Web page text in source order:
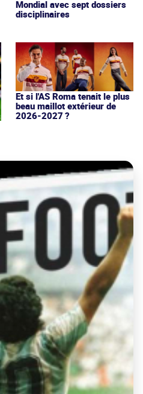
Mondial avec sept dossiers
disciplinaires
Et si l'AS Roma tenait le plus
beau maillot extérieur de
2026-2027 ?